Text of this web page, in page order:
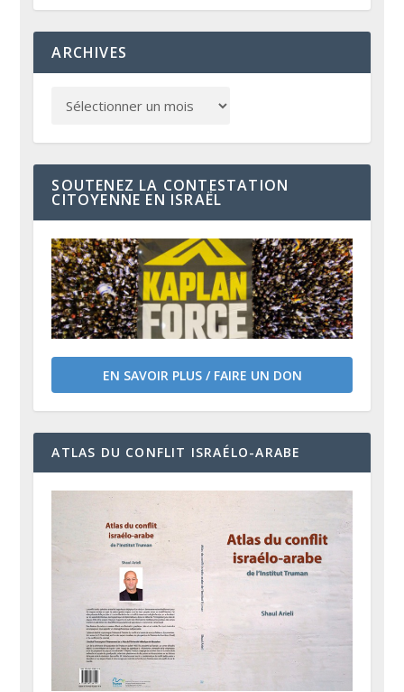
ARCHIVES
SOUTENEZ LA CONTESTATION
CITOYENNE EN ISRAËL
EN SAVOIR PLUS / FAIRE UN DON
ATLAS DU CONFLIT ISRAÉLO-ARABE